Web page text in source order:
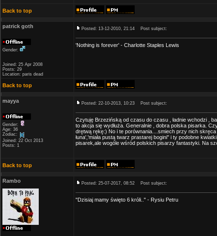
Back to top
patrick goth
Gender:
Joined: 25 Apr 2008
Posts: 29
Location: paris dead
Posted: 13-12-2010, 21:14 Post subject:
'Nothing is forever' - Charlotte Staples Lewis
Back to top
mayya
Gender:
Age: 36
Zodiac:
Joined: 22 Oct 2013
Posts: 1
Posted: 22-10-2013, 10:23 Post subject:
Czytuję Brzezińską od czasu do czasu , ładnie wchodzi ,
to akcja się wydłuża. Generalnie , dobra polska pisarka.
drętwą rękę:) No i te porównania....smiech przy nich
łuna','miała pustą twarz prastarej bogini" i ty podobne
pisarek,ale wogóle wśród polskich pisarzy fantastyki. Na
Back to top
Rambo Posted: 25-07-2017, 08:52 Post subject:
"Dzisiaj mamy święto 6 króli.." - Rysiu Petru